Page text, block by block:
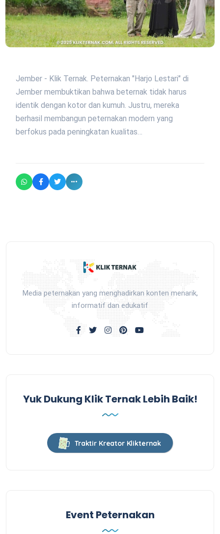
Jember - Klik Ternak. Peternakan "Harjo Lestari" di
Jember membuktikan bahwa beternak tidak harus
identik dengan kotor dan kumuh. Justru, mereka
berhasil membangun peternakan modern yang
berfokus pada peningkatan kualitas…
Media peternakan yang menghadirkan konten menarik,
informatif dan edukatif
Yuk Dukung Klik Ternak Lebih Baik!
Traktir Kreator Klikternak
Event Peternakan